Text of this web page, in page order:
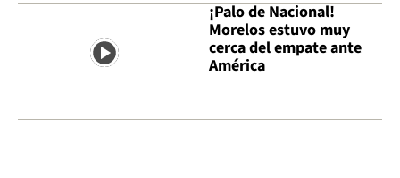
¡Palo de Nacional!
Morelos estuvo muy
cerca del empate ante
América